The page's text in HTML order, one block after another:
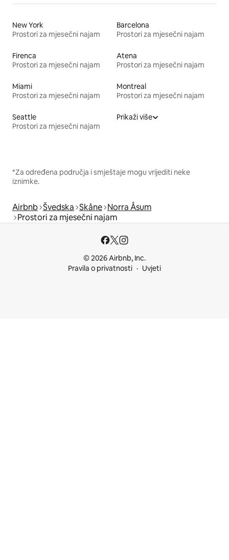
New York
Prostori za mjesečni najam
Barcelona
Prostori za mjesečni najam
Firenca
Prostori za mjesečni najam
Atena
Prostori za mjesečni najam
Miami
Prostori za mjesečni najam
Montreal
Prostori za mjesečni najam
Seattle
Prostori za mjesečni najam
Prikaži više
*Za određena područja i smještaje mogu vrijediti neke
iznimke.
Airbnb Švedska Skåne Norra Åsum
Prostori za mjesečni najam
© 2026 Airbnb, Inc.
Pravila o privatnosti
Uvjeti